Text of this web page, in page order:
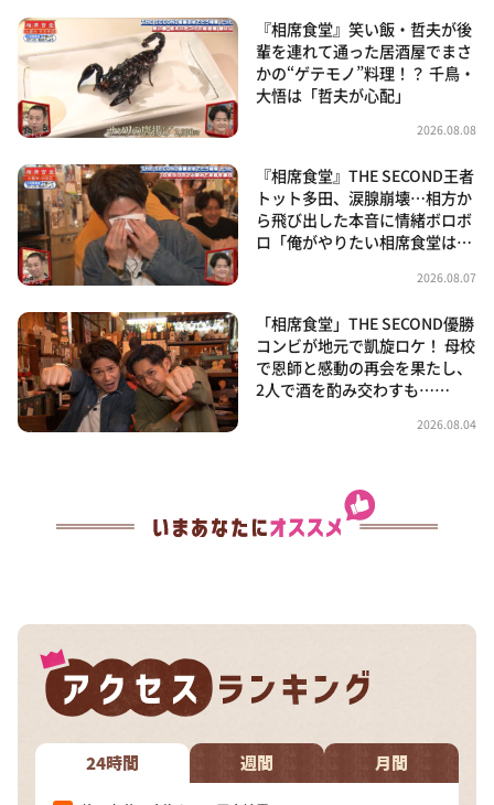
『相席食堂』笑い飯・哲夫が後
輩を連れて通った居酒屋でまさ
かの“ゲテモノ”料理！？ 千鳥・
大悟は「哲夫が心配」
2026.08.08
『相席食堂』THE SECOND王者
トット多田、涙腺崩壊…相方か
ら飛び出した本音に情緒ボロボ
ロ「俺がやりたい相席食堂は…
2026.08.07
「相席食堂」THE SECOND優勝
コンビが地元で凱旋ロケ！ 母校
で恩師と感動の再会を果たし、
2人で酒を酌み交わすも……
2026.08.04
24時間 週間 月間